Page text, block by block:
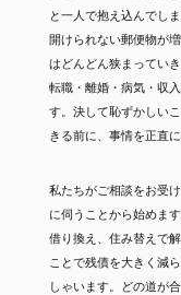
と一人で抱え込んでし
開けられない郵便物が
はどんどん狭まってい
転職・離婚・病気・収
す。決して恥ずかしい
きる前に、事情を正直
私たちがご相談をお受
に伺うことから始めま
借り換え、住み替えで
ことで残債を大きく減
しゃいます。どの道が